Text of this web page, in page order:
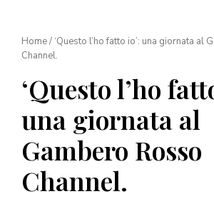
Home/ ‘Questo l’ho fatto io’: una giornata al
Channel.
‘Questo l’ho
una giornata al
Gambero Rosso
Channel.